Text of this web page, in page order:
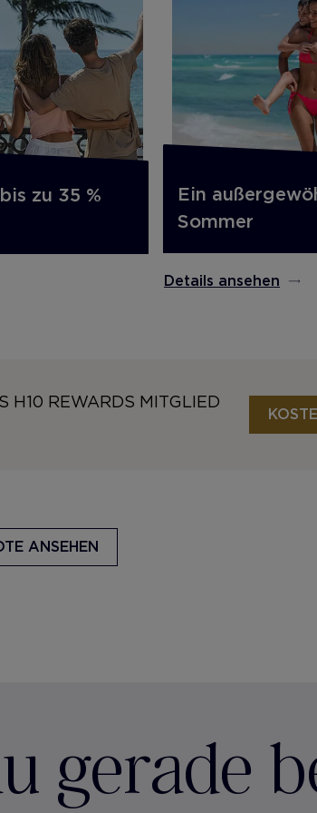
zu 35 %
Ein
Sommer
Details ansehen
H10 REWARDS MITGLIED
ANSEHEN
gerade